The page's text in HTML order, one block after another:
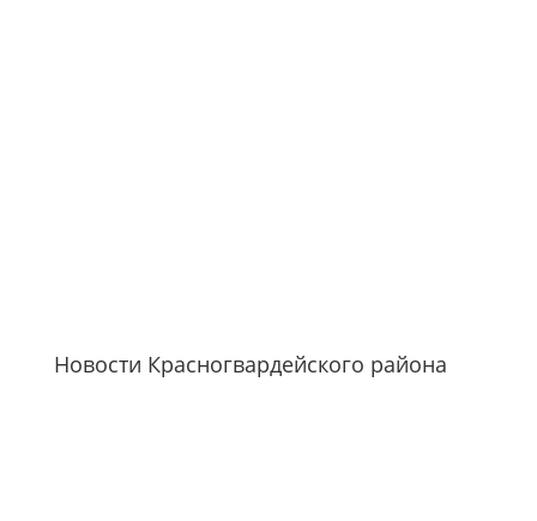
Новости Красногвардейского района